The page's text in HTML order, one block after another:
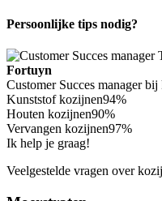
Persoonlijke tips nodig?
Fortuyn
Customer Succes manager
Kunststof kozijnen94%
Houten kozijnen90%
Vervangen kozijnen97%
Ik help je graag!
Veelgestelde vragen over